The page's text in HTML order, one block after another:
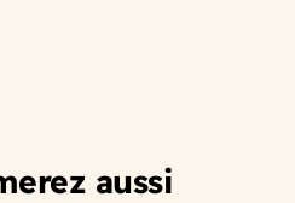
aussi